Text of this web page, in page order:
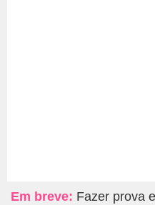
Em breve: Fazer prova